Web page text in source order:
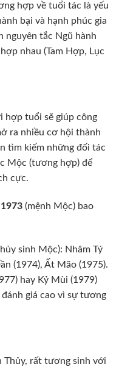
hợp về tuổi tác là yếu
bại và hạnh phúc gia
nguyên tắc Ngũ hành
nhau (Tam Hợp, Lục
hợp tuổi sẽ giúp công
ra nhiều cơ hội thành
tìm kiếm những đối tác
Mộc (tương hợp) để
cực.
(mệnh Mộc) bao
sinh Mộc): Nhâm Tý
(1974), Ất Mão (1975).
hay Kỷ Mùi (1979)
giá cao vì sự tương
rất tương sinh với